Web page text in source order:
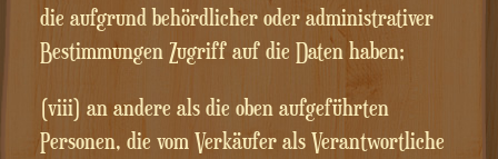
die aufgrund behördlicher oder administrativer
Bestimmungen Zugriff auf die Daten haben;
(viii) an andere als die oben aufgeführten
Personen, die vom Verkäufer als Verantwortliche